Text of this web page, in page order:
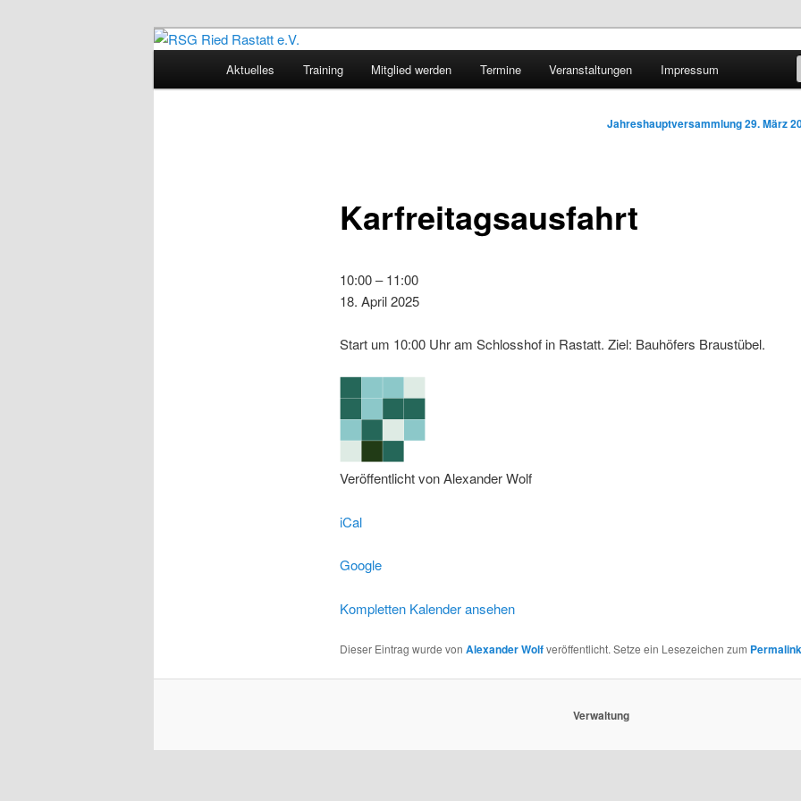
RSG Ried Rastatt e.V.
Sportliches Radfahren in Mittelbaden
Aktuelles Training Mitglied werden Termine Veranstaltungen Impressum
Beitrags-
Jahreshauptversammlung29. März
Karfreitagsausfahrt
Karfreitagsausfahrt
10:00–11:00
18. April 2025
Start um 10:00 Uhr am Schlosshof in Rastatt. Ziel: Bauhöfers Braustübel.
Veröffentlicht vonAlexander Wolf
iCal
Google
Kompletten Kalender ansehen
Dieser Eintrag wurde von Alexander Wolfveröffentlicht. Setze ein Lesezeichen zum Permalink
Verwaltung